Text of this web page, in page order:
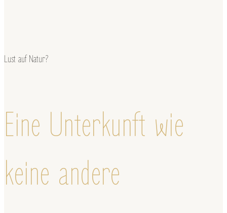
Lust auf Natur?
Eine Unterkunft wie
keine andere